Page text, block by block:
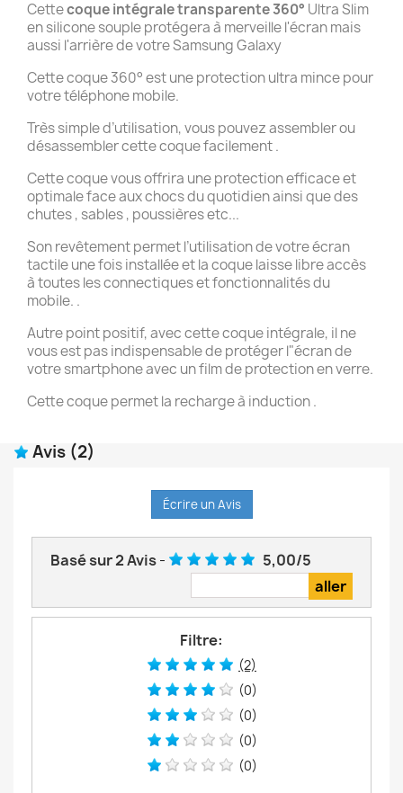
Cettecoque intégrale transparente 360° Ultra Slim
en silicone souple protégera à merveille l'écran mais
aussi l'arrière de votre Samsung Galaxy
Cette coque 360° est une protection ultra mince pour
votre téléphone mobile.
Très simple d’utilisation, vous pouvez assembler ou
désassembler cette coque facilement .
Cette coque vous offrira une protection efficace et
optimale face aux chocs du quotidien ainsi que des
chutes , sables , poussières etc...
Son revêtement permet l’utilisation de votre écran
tactile une fois installée et la coque laisse libre accès
à toutes les connectiques et fonctionnalités du
mobile. .
Autre point positif, avec cette coque intégrale, il ne
vous est pas indispensable de protéger l"écran de
votre smartphone avec un film de protection en verre.
Cette coque permet la recharge à induction .
Avis (2)
Écrire un Avis
Basé sur2Avis- 5,00/5
Filtre:
(2)
(0)
(0)
(0)
(0)